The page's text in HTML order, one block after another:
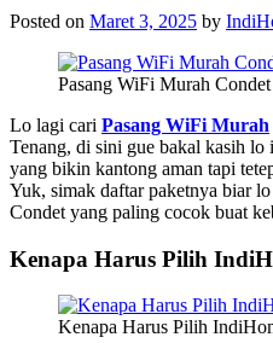
Posted on Maret 3, 2025 by
Pasang WiFi Murah
Lo lagi cari Pasang WiFi Murah
Tenang, di sini gue bakal kasih lo
yang bikin kantong aman tapi
Yuk, simak daftar paketnya biar
Condet yang paling cocok buat
Kenapa Harus Pilih
Kenapa Harus Pilih